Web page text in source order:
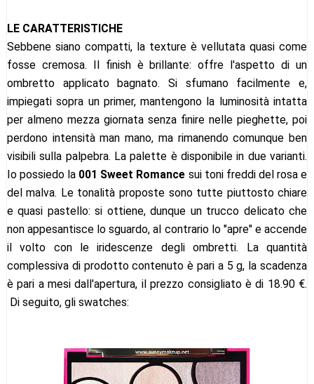
LE CARATTERISTICHE
Sebbene siano compatti, la texture è vellutata quasi come
fosse cremosa. Il finish è brillante: offre l'aspetto di un
ombretto applicato bagnato. Si sfumano facilmente e,
impiegati sopra un primer, mantengono la luminosità intatta
per almeno mezza giornata senza finire nelle pieghette, poi
perdono intensità man mano, ma rimanendo comunque ben
visibili sulla palpebra. La palette è disponibile in due varianti.
Io possiedo la 001 Sweet Romance sui toni freddi del rosa e
del malva. Le tonalità proposte sono tutte piuttosto chiare
e quasi pastello: si ottiene, dunque un trucco delicato che
non appesantisce lo sguardo, al contrario lo "apre" e accende
il volto con le iridescenze degli ombretti. La quantità
complessiva di prodotto contenuto è pari a 5 g, la scadenza
è pari a mesi dall'apertura, il prezzo consigliato è di 18.90 €.
Di seguito, gli swatches: